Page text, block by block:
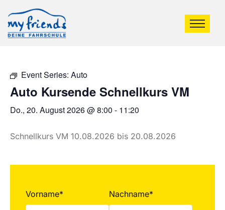
Event Series: Auto
Auto Kursende Schnellkurs VM
Do., 20. August 2026 @ 8:00 - 11:20
Schnellkurs VM 10.08.2026 bis 20.08.2026
Vorname* Nachname*